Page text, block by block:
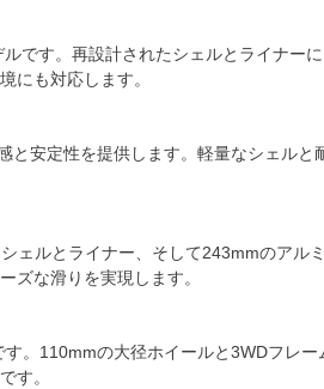
です。再設計されたシェルとライナー
にも対応します。
安定性を提供します。軽量なシェルと
ェルとライナー、そして243mmのアル
ズな滑りを実現します。
。110mmの大径ホイールと3WDフレ
す。